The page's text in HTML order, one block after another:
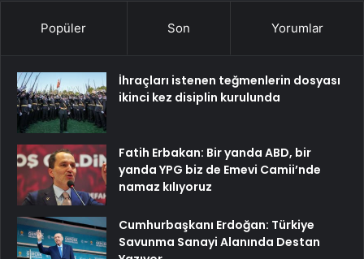
Popüler Son Yorumlar
İhraçları istenen teğmenlerin dosyası
ikinci kez disiplin kurulunda
Fatih Erbakan: Bir yanda ABD, bir
yanda YPG biz de Emevi Camii’nde
namaz kılıyoruz
Cumhurbaşkanı Erdoğan: Türkiye
Savunma Sanayi Alanında Destan